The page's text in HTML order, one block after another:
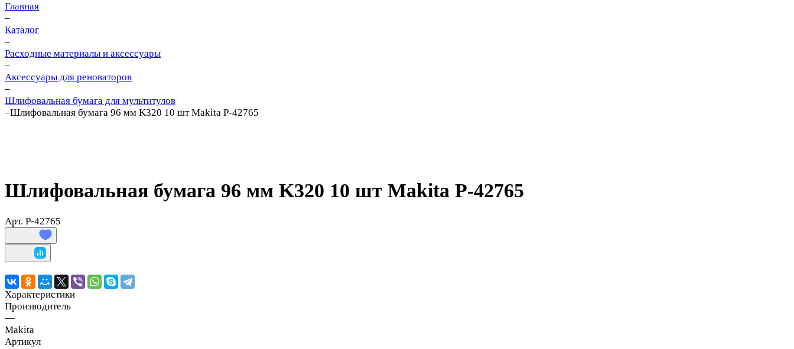
Главная
–
Каталог
–
Расходные материалы и аксессуары
–
Аксессуары для реноваторов
–
Шлифовальная бумага для мультитулов
–Шлифовальная бумага 96 мм K320 10 шт Makita P-42765
Шлифовальная бумага 96 мм K320 10 шт Makita P-42765
Арт. P-42765
Характеристики
Производитель
—
Makita
Артикул